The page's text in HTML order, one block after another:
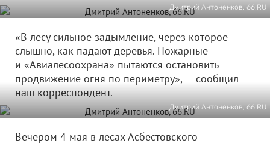
Дмитрий Антоненков, 66.RU
«В лесу сильное задымление, через которое
слышно, как падают деревья. Пожарные
и «Авиалесоохрана» пытаются остановить
продвижение огня по периметру», — сообщил
наш корреспондент.
Дмитрий Антоненков, 66.RU
Вечером 4 мая в лесах Асбестовского